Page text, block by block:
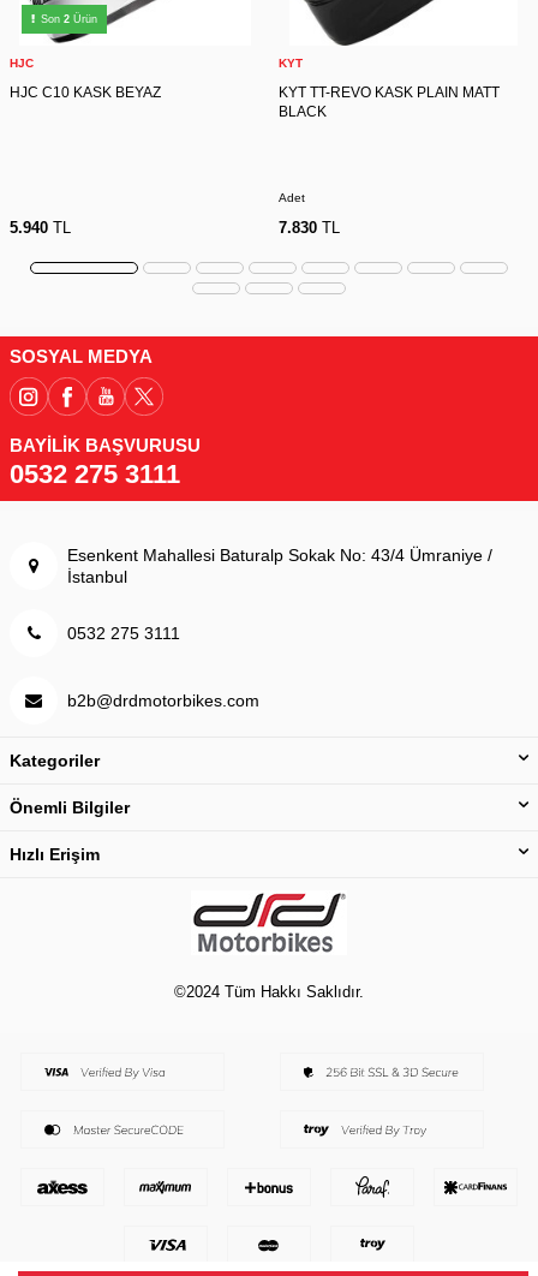
Son 2 Ürün
HJC
HJC C10 KASK BEYAZ
5.940 TL
KYT
KYT TT-REVO KASK PLAIN MATT
BLACK
Adet
7.830TL
SOSYAL MEDYA
BAYİLİK BAŞVURUSU
0532 275 3111
Esenkent Mahallesi Baturalp Sokak No: 43/4 Ümraniye /
İstanbul
0532 275 3111
b2b@drdmotorbikes.com
Kategoriler
Önemli Bilgiler
Hızlı Erişim
©2024 Tüm Hakkı Saklıdır.